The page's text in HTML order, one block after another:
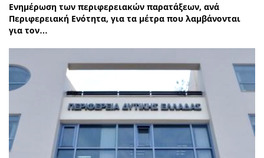
Ενημέρωση των περιφερειακών παρατάξεων, ανά
Περιφερειακή Ενότητα, για τα μέτρα που λαμβάνονται
για τον…